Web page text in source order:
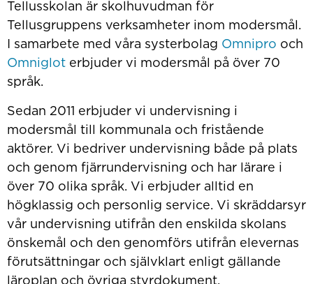
Tellusskolan är skolhuvudman för
Tellusgruppens verksamheter inom modersmål.
I samarbete med våra systerbolag Omnipro och
Omniglot erbjuder vi modersmål på över 70
språk.
Sedan 2011 erbjuder vi undervisning i
modersmål till kommunala och fristående
aktörer. Vi bedriver undervisning både på plats
och genom fjärrundervisning och har lärare i
över 70 olika språk. Vi erbjuder alltid en
högklassig och personlig service. Vi skräddarsyr
vår undervisning utifrån den enskilda skolans
önskemål och den genomförs utifrån elevernas
förutsättningar och självklart enligt gällande
läroplan och övriga styrdokument.